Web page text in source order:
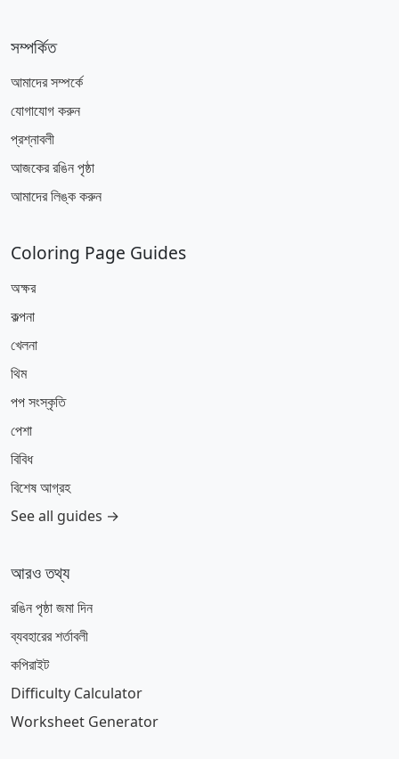
সম্পর্কিত
আমাদের সম্পর্কে
যোগাযোগ করুন
প্রশ্নাবলী
আজকের রঙিন পৃষ্ঠা
আমাদের লিঙ্ক করুন
Coloring Page Guides
অক্ষর
কল্পনা
খেলনা
থিম
পপ সংস্কৃতি
পেশা
বিবিধ
বিশেষ আগ্রহ
See all guides →
আরও তথ্য
রঙিন পৃষ্ঠা জমা দিন
ব্যবহারের শর্তাবলী
কপিরাইট
Difficulty Calculator
Worksheet Generator